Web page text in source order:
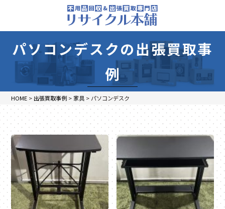
パソコンデスクの出張買取事
例
HOME > 出張買取事例 >家具 >パソコンデスク